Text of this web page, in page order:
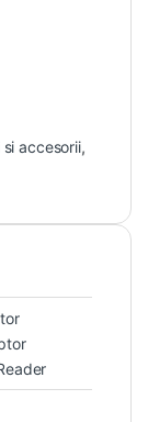
si accesorii,